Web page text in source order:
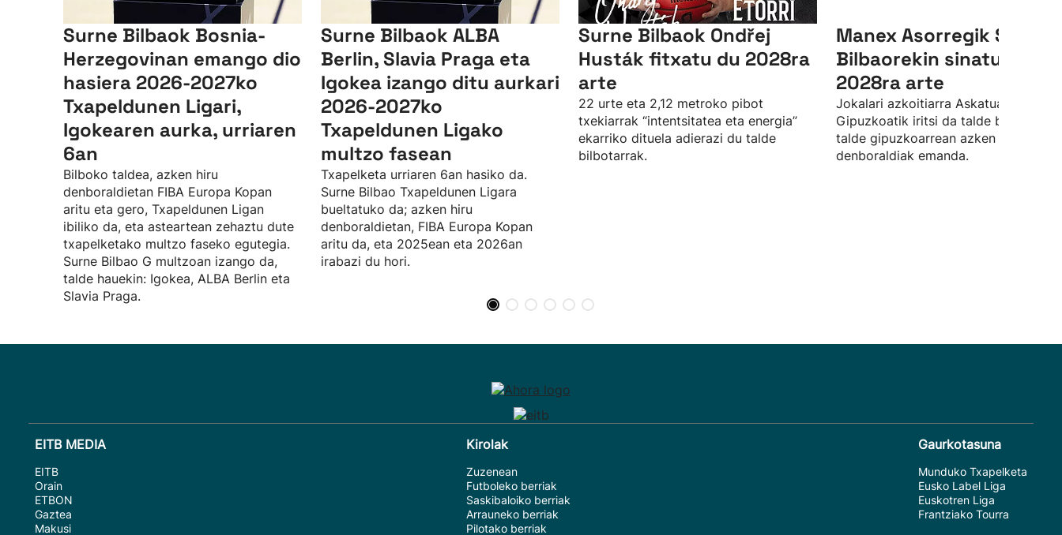
Surne Bilbaok Bosnia-
Herzegovinan emango dio
hasiera 2026-2027ko
Txapeldunen Ligari,
Igokearen aurka, urriaren
6an
Bilboko taldea, azken hiru
denboraldietan FIBA Europa Kopan
aritu eta gero, Txapeldunen Ligan
ibiliko da, eta asteartean zehaztu dute
txapelketako multzo faseko egutegia.
Surne Bilbao G multzoan izango da,
talde hauekin: Igokea, ALBA Berlin eta
Slavia Praga.
Surne Bilbaok ALBA
Berlin, Slavia Praga eta
Igokea izango ditu aurkari
2026-2027ko
Txapeldunen Ligako
multzo fasean
Txapelketa urriaren 6an hasiko da.
Surne Bilbao Txapeldunen Ligara
bueltatuko da; azken hiru
denboraldietan, FIBA Europa Kopan
aritu da, eta 2025ean eta 2026an
irabazi du hori.
Surne Bilbaok Ondřej
Husták fitxatu du 2028ra
arte
22 urte eta 2,12 metroko pibot
txekiarrak “intentsitatea eta energia”
ekarriko dituela adierazi du talde
bilbotarrak.
Manex Asorregik Surne
Bilbaorekin sinatu du
2028ra arte
Jokalari azkoitiarra Askatuak
Gipuzkoatik iritsi da talde
talde gipuzkoarrean azken hiru
denboraldiak emanda.
EITB MEDIA
EITB
Orain
ETBON
Gaztea
Makusi
Kirolak
Zuzenean
Futboleko berriak
Saskibaloiko berriak
Arrauneko berriak
Pilotako berriak
Gaurkotasuna
Munduko Txapelketa
Eusko Label Liga
Euskotren Liga
Frantziako Tourra